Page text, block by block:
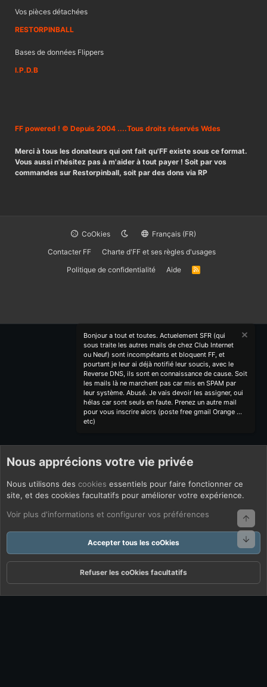
Vos pièces détachées
RESTORPINBALL
Bases de données Flippers
I.P.D.B
FF powered ! © Depuis 2004 ....Tous droits réservés Wdes
Merci à tous les donateurs qui ont fait qu'FF existe sous ce format.
Vous aussi n'hésitez pas à m'aider à tout payer ! Soit par vos
commandes sur Restorpinball, soit par des dons via RP
CoOkies
Français (FR)
Contacter FF
Charte d'FF et ses règles d'usages
Politique de confidentialité
Aide
R
Bonjour a tout et toutes. Actuelement SFR (qui
sous traite les autres mails de chez Club Internet
ou Neuf) sont incompétants et bloquent FF, et
pourtant je leur ai déjà notifié leur soucis, avec le
Reverse DNS, ils sont en connaissance de cause. Soit
les mails là ne marchent pas car mis en SPAM par
leur système. Abusé. Je vais devoir les assigner, oui
hélas car sont seuls en faute. Prenez un autre mail
pour vous inscrire alors (poste free gmail Orange ...
etc)
Nous apprécions votre vie privée
Nous utilisons des cookies essentiels pour faire fonctionner ce
site, et des cookies facultatifs pour améliorer votre expérience.
Voir plus d'informations et configurer vos préférences
Accepter tous les coOkies
Refuser les coOkies facultatifs